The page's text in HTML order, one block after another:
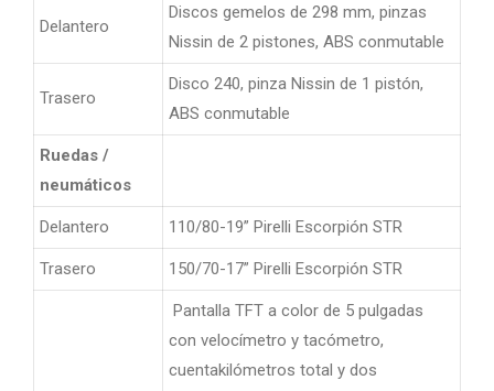
Delantero
Discos gemelos de 298 mm, pinzas
Nissin de 2 pistones, ABS conmutable
Trasero
Disco 240, pinza Nissin de 1 pistón,
ABS conmutable
Ruedas /
neumáticos
Delantero 110/80-19” Pirelli Escorpión STR
Trasero 150/70-17” Pirelli Escorpión STR
Pantalla TFT a color de 5 pulgadas
con velocímetro y tacómetro,
cuentakilómetros total y dos